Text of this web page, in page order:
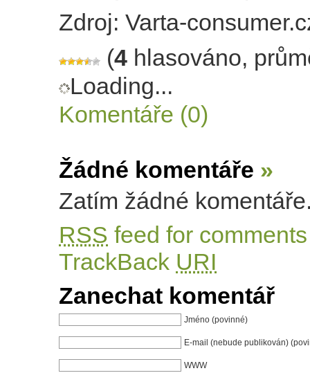
Zdroj: Varta-
(4 hlasováno,
Loading...
Komentáře (0)
Žádné komentáře »
Zatím žádné
RSS feed for
TrackBack URI
Zanechat komentář
Jméno (povinné)
E-mail (nebude publikován)
WWW